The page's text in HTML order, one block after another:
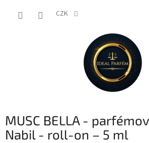
CZK
MUSC BELLA -
Nabil - roll-on – 5 ml